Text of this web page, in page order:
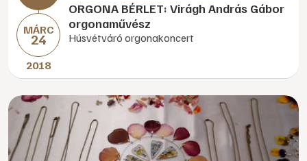
MÁRC
24
2018
ORGONA BÉRLET: Virágh András Gábor
orgonaművész
Húsvétváró orgonakoncert